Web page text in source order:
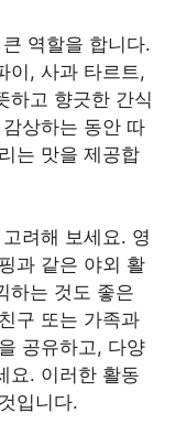
역할을 합니다.
이, 사과 타르트,
하고 향긋한 간식
상하는 동안 따
는 맛을 제공합
려해 보세요. 영
과 같은 야외 활
하는 것도 좋은
구 또는 가족과
공유하고, 다양
요. 이러한 활동
입니다.